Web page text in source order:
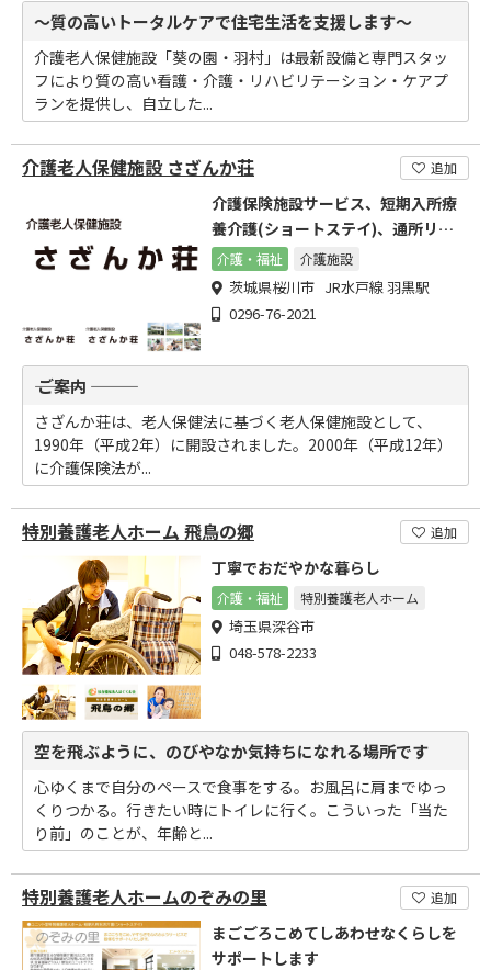
～質の高いトータルケアで住宅生活を支援します～
介護老人保健施設「葵の園・羽村」は最新設備と専門スタッ
フにより質の高い看護・介護・リハビリテーション・ケアプ
ランを提供し、自立した...
介護老人保健施設 さざんか荘 追加
介護保険施設サービス、短期入所療
養介護(ショートステイ)、通所リハ
ビリテーション
介護・福祉 介護施設
茨城県桜川市 JR水戸線 羽黒駅
0296-76-2021
――― ご案内 ―――
さざんか荘は、老人保健法に基づく老人保健施設として、
1990年（平成2年）に開設されました。2000年（平成12年）
に介護保険法が...
特別養護老人ホーム 飛鳥の郷 追加
丁寧でおだやかな暮らし
介護・福祉 特別養護老人ホーム
埼玉県深谷市
048-578-2233
空を飛ぶように、のびやなか気持ちになれる場所です
心ゆくまで自分のペースで食事をする。お風呂に肩までゆっ
くりつかる。行きたい時にトイレに行く。こういった「当た
り前」のことが、年齢と...
特別養護老人ホームのぞみの里 追加
まごごろこめてしあわせなくらしを
サポートします